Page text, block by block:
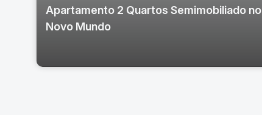
Apartamento 2 Quartos Semimobiliado no
Novo Mundo